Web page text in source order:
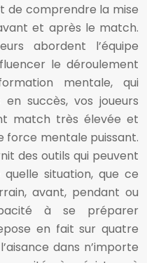
comprendre la mise
et après le match.
abordent l’équipe
le déroulement
mentale, qui
succès, vos joueurs
match très élevée et
force mentale puissant.
des outils qui peuvent
situation, que ce
avant, pendant ou
à se préparer
en fait sur quatre
dans n’importe